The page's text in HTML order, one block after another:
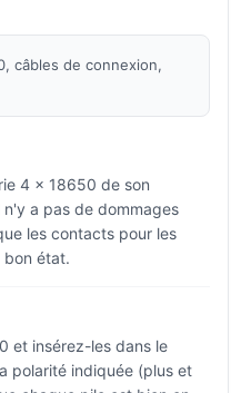
câbles de connexion,
4 x 18650 de son
a pas de dommages
les contacts pour les
bon état.
et insérez-les dans le
polarité indiquée (plus et